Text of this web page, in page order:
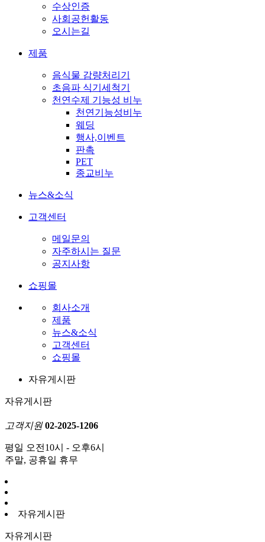
수상인증
사회공헌활동
오시는길
제품
음식물 감량처리기
초음파 식기세척기
천연수제 기능성 비누
천연기능성비누
웨딩
행사,이벤트
판촉
PET
종교비누
뉴스&소식
고객센터
메일문의
자주하시는 질문
공지사항
쇼핑몰
회사소개
제품
뉴스&소식
고객센터
쇼핑몰
자유게시판
자유게시판
고객지원 02-2025-1206
평일 오전10시 - 오후6시
주말, 공휴일 휴무
자유게시판
자유게시판